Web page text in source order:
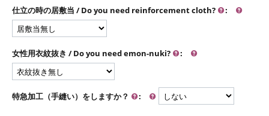
仕立の時の居敷当 / Do you need reinforcement cloth? :
女性用衣紋抜き / Do you need emon-nuki? :
特急加工（手縫い）をしますか？ :